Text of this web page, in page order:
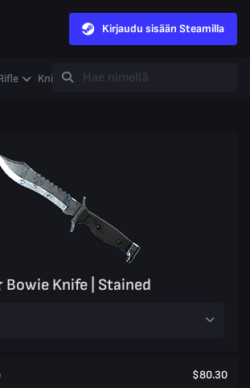
Kirjaudu sisään Steamilla
Knife Gloves Heavy
Knife | Stained
$80.30